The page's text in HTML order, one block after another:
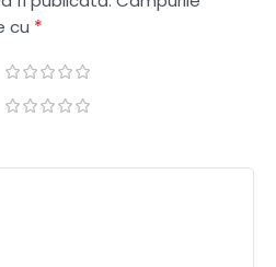
cu *